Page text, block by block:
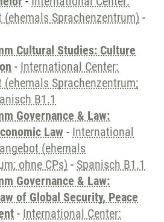
(ehemals Sprachenzentrum) -
Cultural Studies: Culture
- International Center:
(ehemals Sprachenzentrum;
B1.1
Governance & Law:
Law - International
(ehemals
ohne CPs) - Spanisch B1.1
Governance & Law:
of Global Security, Peace
- International Center: